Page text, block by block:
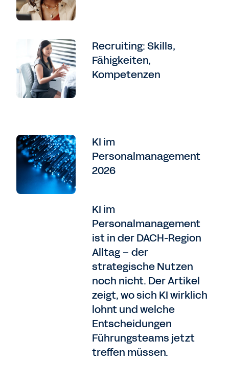
Recruiting: Skills,
Fähigkeiten,
Kompetenzen
KI im
Personalmanagement
2026
KI im
Personalmanagement
ist in der DACH-Region
Alltag – der
strategische Nutzen
noch nicht. Der Artikel
zeigt, wo sich KI wirklich
lohnt und welche
Entscheidungen
Führungsteams jetzt
treffen müssen.